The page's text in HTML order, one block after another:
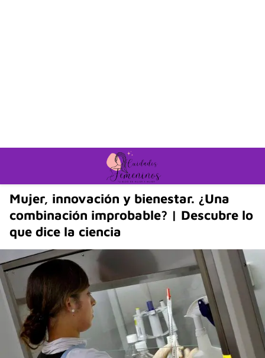
Mujer, innovación y bienestar. ¿Una
combinación improbable? | Descubre lo
que dice la ciencia